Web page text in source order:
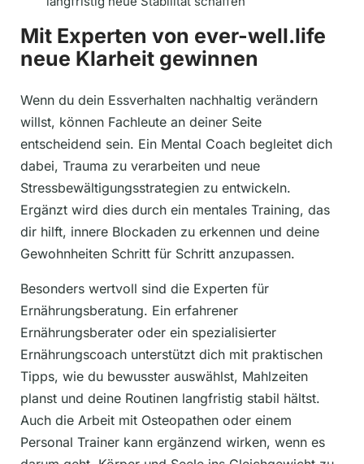
Mit Experten von ever-well.life
neue Klarheit gewinnen
Wenn du dein Essverhalten nachhaltig verändern
willst, können Fachleute an deiner Seite
entscheidend sein. Ein Mental Coach begleitet dich
dabei, Trauma zu verarbeiten und neue
Stressbewältigungsstrategien zu entwickeln.
Ergänzt wird dies durch ein mentales Training, das
dir hilft, innere Blockaden zu erkennen und deine
Gewohnheiten Schritt für Schritt anzupassen.
Besonders wertvoll sind die Experten für
Ernährungsberatung. Ein erfahrener
Ernährungsberater oder ein spezialisierter
Ernährungscoach unterstützt dich mit praktischen
Tipps, wie du bewusster auswählst, Mahlzeiten
planst und deine Routinen langfristig stabil hältst.
Auch die Arbeit mit Osteopathen oder einem
Personal Trainer kann ergänzend wirken, wenn es